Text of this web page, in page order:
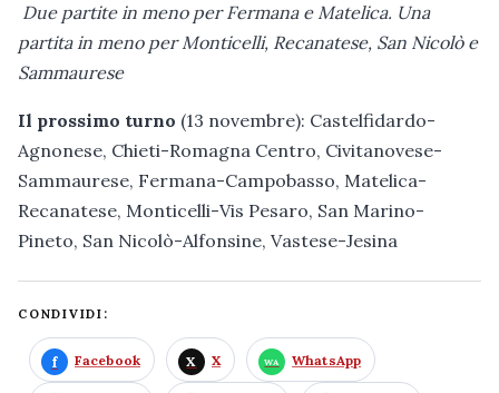
Due partite in meno per Fermana e Matelica. Una
partita in meno per Monticelli, Recanatese, San Nicolò e
Sammaurese
Il prossimo turno (13 novembre): Castelfidardo-
Agnonese, Chieti-Romagna Centro, Civitanovese-
Sammaurese, Fermana-Campobasso, Matelica-
Recanatese, Monticelli-Vis Pesaro, San Marino-
Pineto, San Nicolò-Alfonsine, Vastese-Jesina
CONDIVIDI:
Facebook X WhatsApp